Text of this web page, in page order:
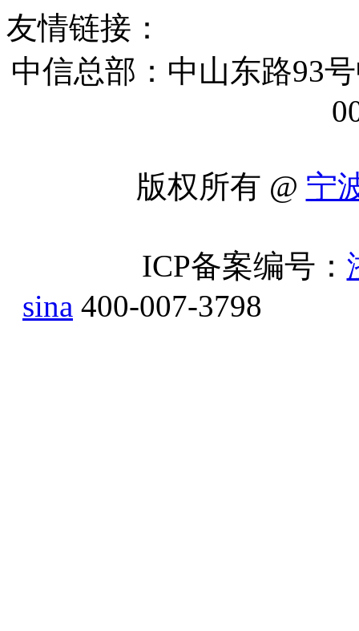
友情链接：
中信总部：中山东路93
版权所有 @ 宁
ICP备案编号：
sina 400-007-3798